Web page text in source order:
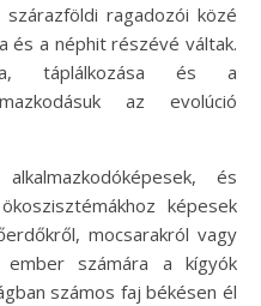
ragadozói közé
és a néphit részévé váltak.
táplálkozása és a
az evolúció
és
képesek
mocsarakról vagy
ember számára a kígyók
számos faj békésen él